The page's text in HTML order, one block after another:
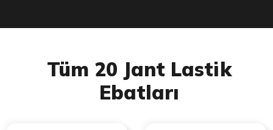
Tüm 20 Jant Lastik
Ebatları